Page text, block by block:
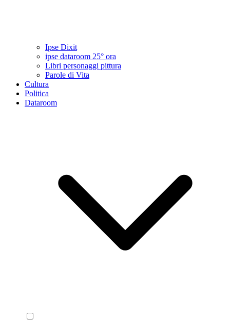
Ipse Dixit
ipse dataroom 25° ora
Libri personaggi pittura
Parole di Vita
Cultura
Politica
Dataroom